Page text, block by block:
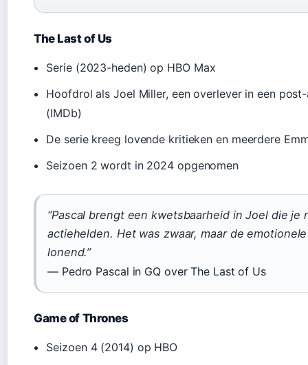
The Last of Us
Serie (2023-heden) op HBO Max
Hoofdrol als Joel Miller, een overlever in een
(IMDb)
De serie kreeg lovende kritieken en meerdere
Seizoen 2 wordt in 2024 opgenomen
“Pascal brengt een kwetsbaarheid in Joel die je
actiehelden. Het was zwaar, maar de
lonend.”
— Pedro Pascal in GQ over The Last of Us
Game of Thrones
Seizoen 4 (2014) op HBO